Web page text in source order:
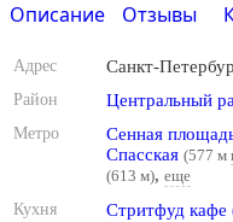
Описание Отзывы
Адрес Санкт-
Район Центральный
Метро
Сенная
Спасская (577 м
(613 м), еще
Кухня
Стритфуд кафе